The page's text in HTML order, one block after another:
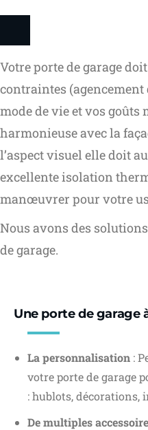
Votre porte de garage
contraintes (agencement
mode de vie et vos goûts
harmonieuse avec la
l’aspect visuel elle doit
excellente isolation
manœuvrer pour votre
Nous avons des
de garage.
Une porte de garage
La personnalisation :
votre porte de garage
: hublots, décorations,
De multiples